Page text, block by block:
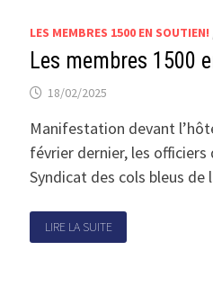
LES MEMBRES 1500 EN SOUTIEN!
Les membres 1500
18/02/2025
Manifestation devant
février dernier, les
Syndicat des cols bleus
LIRE LA SUITE